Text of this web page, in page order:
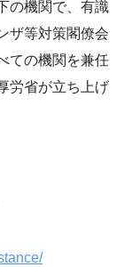
の機関で、有識
ザ等対策閣僚会
ての機関を兼任
労省が立ち上げ